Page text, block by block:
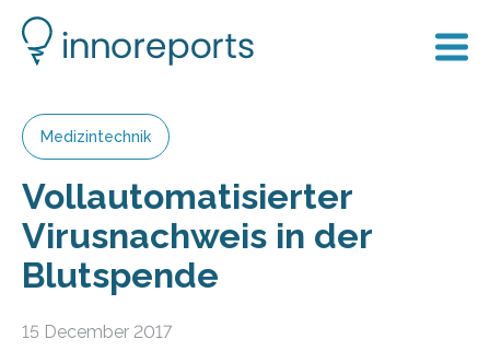
Medizintechnik
Vollautomatisierter
Virusnachweis in der
Blutspende
15 December 2017